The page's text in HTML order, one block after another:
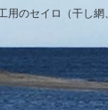
のセイロ（干し